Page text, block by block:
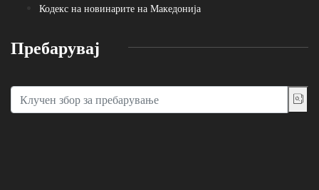
Кодекс на новинарите на Македонија
Пребарувај